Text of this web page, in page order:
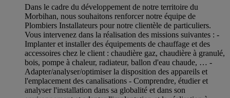
Dans le cadre du développement de notre territoire du
Morbihan, nous souhaitons renforcer notre équipe de
Plombiers Installateurs pour notre clientèle de particuliers.
Vous intervenez dans la réalisation des missions suivantes : -
Implanter et installer des équipements de chauffage et des
accessoires chez le client : chaudière gaz, chaudière à granulé,
bois, pompe à chaleur, radiateur, ballon d'eau chaude, … -
Adapter/analyser/optimiser la disposition des appareils et
l'emplacement des canalisations - Comprendre, étudier et
analyser l'installation dans sa globalité et dans son